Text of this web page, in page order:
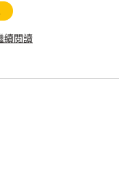
續閱讀